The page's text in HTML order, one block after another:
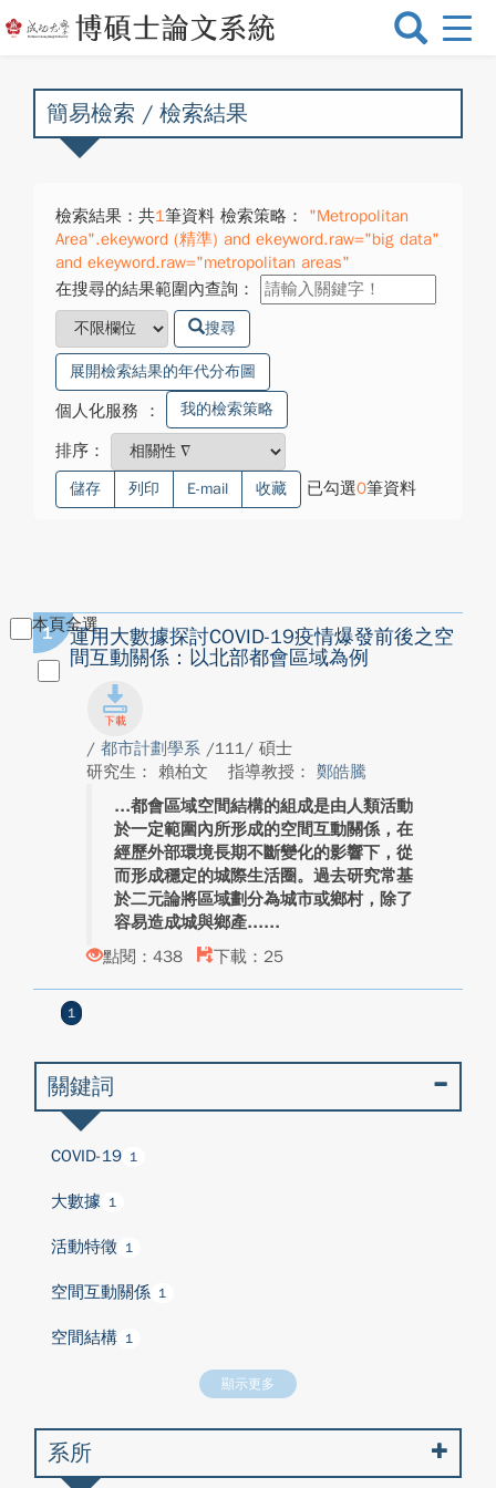
選
換
簡易檢索 / 檢索結果
檢索結果：共1筆資料 檢索策略：
"Metropolitan
Area".ekeyword (精準) and ekeyword.raw="big data"
and ekeyword.raw="metropolitan areas"
在搜尋的結果範圍內查詢：
搜尋
展開檢索結果的年代分布圖
個人化服務 ： 我的檢索策略
排序：
儲存 列印 E-mail 收藏 已勾選0筆資料
本頁全選
1
運用大數據探討COVID-19疫情爆發前後之空
間互動關係：以北部都會區域為例
/ 都市計劃學系 /111/ 碩士
研究生： 賴柏文
指導教授： 鄭皓騰
都會區域空間結構的組成是由人類活動
於一定範圍內所形成的空間互動關係，在
經歷外部環境長期不斷變化的影響下，從
而形成穩定的城際生活圈。過去研究常基
於二元論將區域劃分為城市或鄉村，除了
容易造成城與鄉產...
點閱：438
下載：25
1
關鍵詞
COVID-19 1
大數據 1
活動特徵 1
空間互動關係 1
空間結構 1
顯示更多
系所